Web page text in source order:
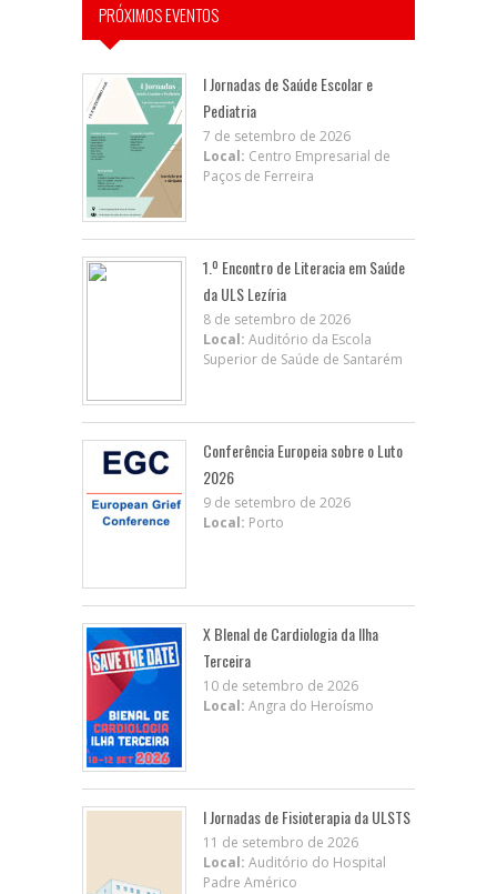
PRÓXIMOS EVENTOS
I Jornadas de Saúde Escolar e
Pediatria
7 de setembro de 2026
Local: Centro Empresarial de
Paços de Ferreira
1.º Encontro de Literacia em Saúde
da ULS Lezíria
8 de setembro de 2026
Local: Auditório da Escola
Superior de Saúde de Santarém
Conferência Europeia sobre o Luto
2026
9 de setembro de 2026
Local: Porto
X BIenal de Cardiologia da Ilha
Terceira
10 de setembro de 2026
Local: Angra do Heroísmo
I Jornadas de Fisioterapia da ULSTS
11 de setembro de 2026
Local: Auditório do Hospital
Padre Américo